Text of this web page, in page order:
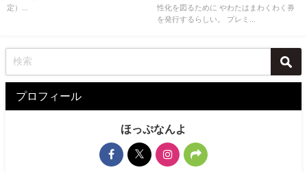
定）...
性化を図るために やわたはまわくわく券
を発行するらしい。 プレミ...
プロフィール
ほっぷなんよ